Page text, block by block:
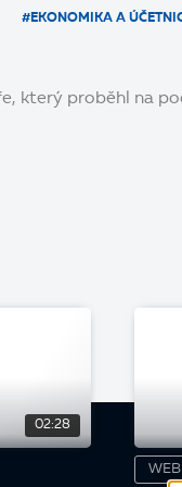
#EKONOMIKA A
který proběhl na
02:28